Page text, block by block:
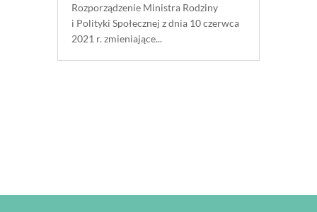
Rozporządzenie Ministra Rodziny
i Polityki Społecznej z dnia 10 czerwca
2021 r. zmieniające...